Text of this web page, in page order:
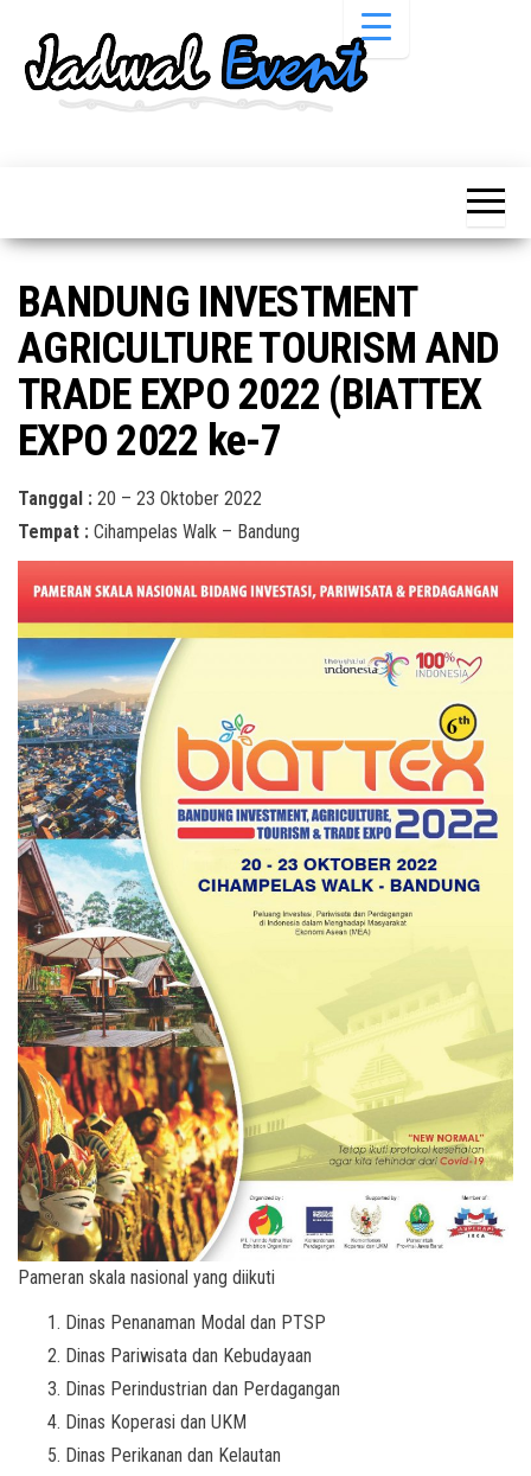
Pameran,
Acara &
Promo
Terbaru
Pameran,
Bazaar,
Workshop,
Job Fair,
Lomba dll.
BANDUNG INVESTMENT
AGRICULTURE TOURISM AND
TRADE EXPO 2022 (BIATTEX
EXPO 2022 ke-7
Tanggal : 20 – 23 Oktober 2022
Tempat : Cihampelas Walk – Bandung
Pameran skala nasional yang diikuti
Dinas Penanaman Modal dan PTSP
Dinas Pariwisata dan Kebudayaan
Dinas Perindustrian dan Perdagangan
Dinas Koperasi dan UKM
Dinas Perikanan dan Kelautan